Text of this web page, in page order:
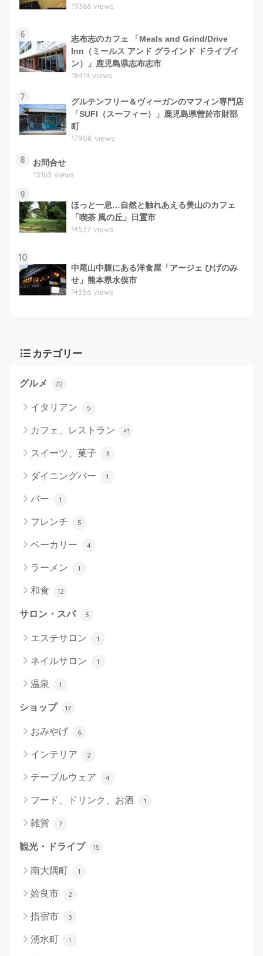
19366 views
6
志布志のカフェ 「Meals and Grind/Drive
Inn（ミールス アンド グラインド ドライブイ
ン）」鹿児島県志布志市
18414 views
7
グルテンフリー＆ヴィーガンのマフィン専門店
「SUFI（スーフィー）」鹿児島県曽於市財部
町
17908 views
8
お問合せ
15163 views
9
ほっと一息…自然と触れあえる美山のカフェ
「喫茶 風の丘」日置市
14537 views
10
中尾山中腹にある洋食屋「アージェ ひげのみ
せ」熊本県水俣市
14356 views
カテゴリー
グルメ 72
イタリアン 5
カフェ、レストラン 41
スイーツ、菓子 3
ダイニングバー 1
バー 1
フレンチ 5
ベーカリー 4
ラーメン 1
和食 12
サロン・スパ 3
エステサロン 1
ネイルサロン 1
温泉 1
ショップ 17
おみやげ 6
インテリア 2
テーブルウェア 4
フード、ドリンク、お酒 1
雑貨 7
観光・ドライブ 15
南大隅町 1
姶良市 2
指宿市 3
湧水町 1